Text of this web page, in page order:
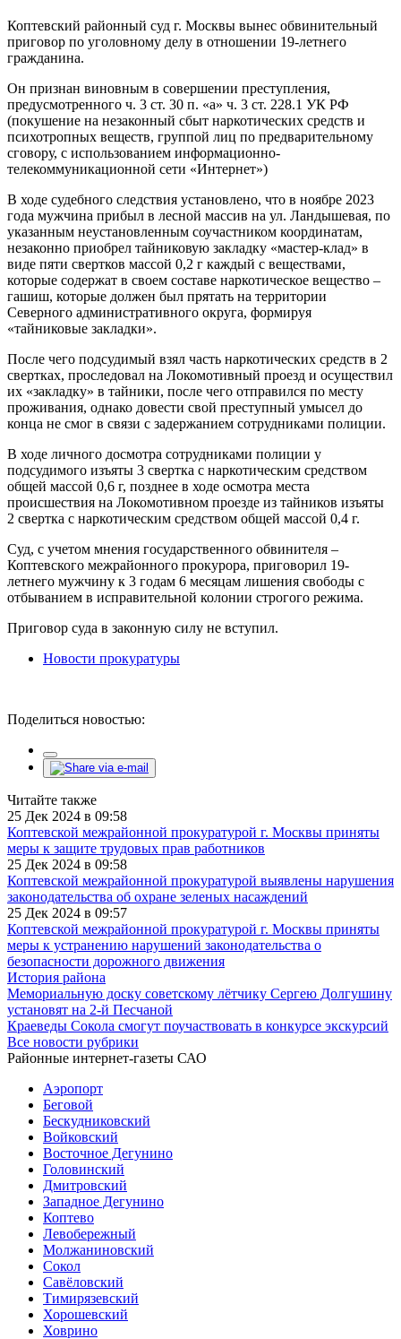
Коптевский районный суд г. Москвы вынес обвинительный
приговор по уголовному делу в отношении 19-летнего
гражданина.
Он признан виновным в совершении преступления,
предусмотренного ч. 3 ст. 30 п. «а» ч. 3 ст. 228.1 УК РФ
(покушение на незаконный сбыт наркотических средств и
психотропных веществ, группой лиц по предварительному
сговору, с использованием информационно-
телекоммуникационной сети «Интернет»)
В ходе судебного следствия установлено, что в ноябре 2023
года мужчина прибыл в лесной массив на ул. Ландышевая, по
указанным неустановленным соучастником координатам,
незаконно приобрел тайниковую закладку «мастер-клад» в
виде пяти свертков массой 0,2 г каждый с веществами,
которые содержат в своем составе наркотическое вещество –
гашиш, которые должен был прятать на территории
Северного административного округа, формируя
«тайниковые закладки».
После чего подсудимый взял часть наркотических средств в 2
свертках, проследовал на Локомотивный проезд и осуществил
их «закладку» в тайники, после чего отправился по месту
проживания, однако довести свой преступный умысел до
конца не смог в связи с задержанием сотрудниками полиции.
В ходе личного досмотра сотрудниками полиции у
подсудимого изъяты 3 свертка с наркотическим средством
общей массой 0,6 г, позднее в ходе осмотра места
происшествия на Локомотивном проезде из тайников изъяты
2 свертка с наркотическим средством общей массой 0,4 г.
Суд, с учетом мнения государственного обвинителя –
Коптевского межрайонного прокурора, приговорил 19-
летнего мужчину к 3 годам 6 месяцам лишения свободы с
отбыванием в исправительной колонии строгого режима.
Приговор суда в законную силу не вступил.
Новости прокуратуры
Поделиться новостью:
Читайте также
25 Дек 2024 в 09:58
Коптевской межрайонной прокуратурой г. Москвы приняты
меры к защите трудовых прав работников
25 Дек 2024 в 09:58
Коптевской межрайонной прокуратурой выявлены нарушения
законодательства об охране зеленых насаждений
25 Дек 2024 в 09:57
Коптевской межрайонной прокуратурой г. Москвы приняты
меры к устранению нарушений законодательства о
безопасности дорожного движения
История района
Мемориальную доску советскому лётчику Сергею Долгушину
установят на 2-й Песчаной
Краеведы Сокола смогут поучаствовать в конкурсе экскурсий
Все новости рубрики
Районные интернет-газеты САО
Аэропорт
Беговой
Бескудниковский
Войковский
Восточное Дегунино
Головинский
Дмитровский
Западное Дегунино
Коптево
Левобережный
Молжаниновский
Сокол
Савёловский
Тимирязевский
Хорошевский
Ховрино